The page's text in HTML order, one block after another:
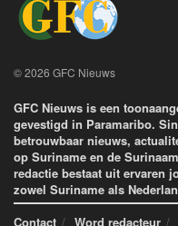
© 2026 GFC Nieuws
GFC Nieuws is een
gevestigd in Paramaribo.
betrouwbaar nieuws,
op Suriname en de
redactie bestaat uit ervaren
zowel Suriname als
Contact
Word redacteur